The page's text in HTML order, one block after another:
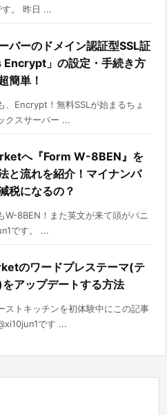
す。 昨日 ...
バーのドメイン認証型SSL証
Encrypt」の設定・手続き方
簡単！
、Encrypt！無料SSLが始まるちょ
クスサーバー ...
へ『Form W-8BEN』を
と流れを紹介！マイナンバ
税になるの？
W-8BEN！また英文が来て頭がパニ
です。 ...
のワードプレステーマ(テ
アップデートする方法
ストキッチンを初体験中にこの記事
です ...